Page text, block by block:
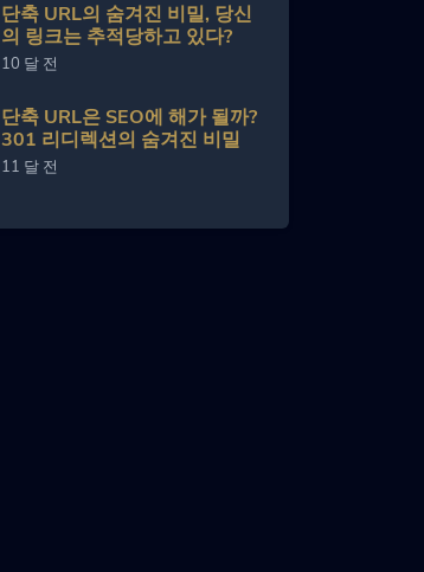
단축 URL의 숨겨진 비밀, 당신
의 링크는 추적당하고 있다?
10 달 전
단축 URL은 SEO에 해가 될까?
301 리디렉션의 숨겨진 비밀
11 달 전